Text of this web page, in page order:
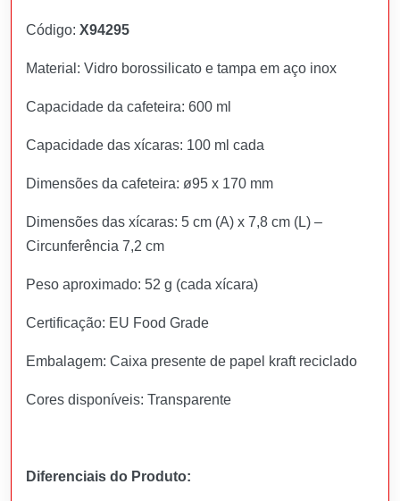
Código: X94295
Material: Vidro borossilicato e tampa em aço inox
Capacidade da cafeteira: 600 ml
Capacidade das xícaras: 100 ml cada
Dimensões da cafeteira: ø95 x 170 mm
Dimensões das xícaras: 5 cm (A) x 7,8 cm (L) –
Circunferência 7,2 cm
Peso aproximado: 52 g (cada xícara)
Certificação: EU Food Grade
Embalagem: Caixa presente de papel kraft reciclado
Cores disponíveis: Transparente
Diferenciais do Produto: